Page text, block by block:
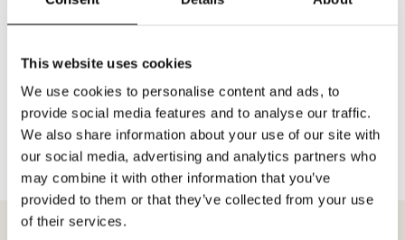
This website uses cookies
We use cookies to personalise content and ads, to
provide social media features and to analyse our traffic.
We also share information about your use of our site with
our social media, advertising and analytics partners who
may combine it with other information that you’ve
provided to them or that they’ve collected from your use
of their services.
TILLBAKA TILL VARUMÄRKEN